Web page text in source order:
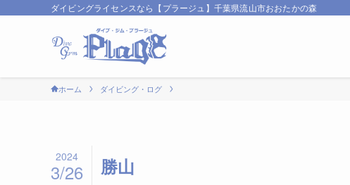
ダイビングライセンスなら【プラージュ】千葉県流山市おおたかの森
ホーム ダイビング・ログ
勝山
2024
3/26